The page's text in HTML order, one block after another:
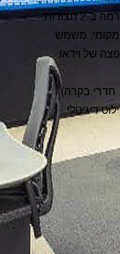
תצורות:
משמש
של וידאו
דיגיטלי